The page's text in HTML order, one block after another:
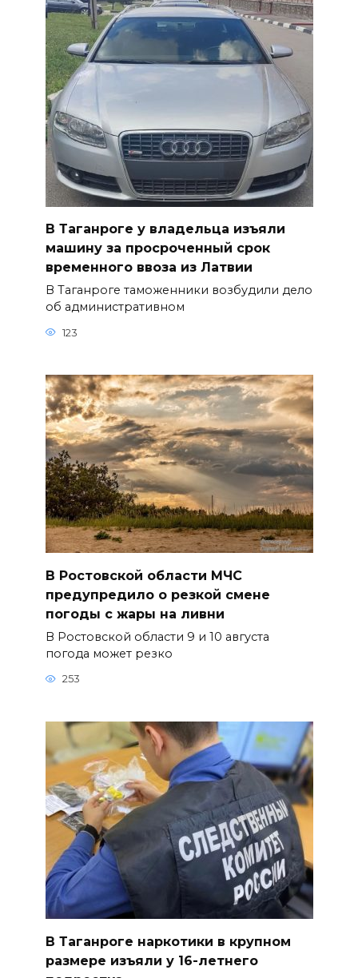
В Таганроге у владельца изъяли
машину за просроченный срок
временного ввоза из Латвии
В Таганроге таможенники возбудили дело
об административном
123
В Ростовской области МЧС
предупредило о резкой смене
погоды с жары на ливни
В Ростовской области 9 и 10 августа
погода может резко
253
В Таганроге наркотики в крупном
размере изъяли у 16-летнего